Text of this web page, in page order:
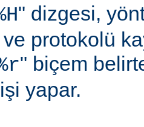
" dizgesi,
protokolü
" biçem
yapar.